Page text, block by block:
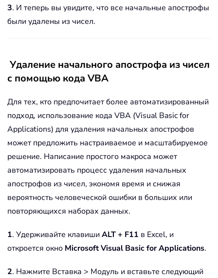
3. И теперь вы увидите, что все начальные апострофы
были удалены из чисел.
Удаление начального апострофа из чисел
с помощью кода VBA
Для тех, кто предпочитает более автоматизированный
подход, использование кода VBA (Visual Basic for
Applications) для удаления начальных апострофов
может предложить настраиваемое и масштабируемое
решение. Написание простого макроса может
автоматизировать процесс удаления начальных
апострофов из чисел, экономя время и снижая
вероятность человеческой ошибки в больших или
повторяющихся наборах данных.
1. Удерживайте клавиши ALT + F11 в Excel, и
откроется окно Microsoft Visual Basic for Applications.
2. Нажмите Вставка > Модуль и вставьте следующий